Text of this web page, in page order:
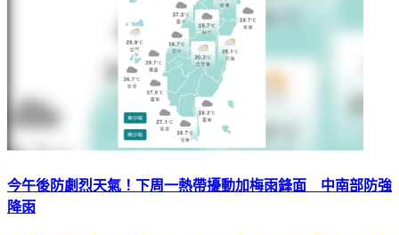
今午後防劇烈天氣！下周一熱帶擾動加梅雨鋒面 中南部防強
降雨